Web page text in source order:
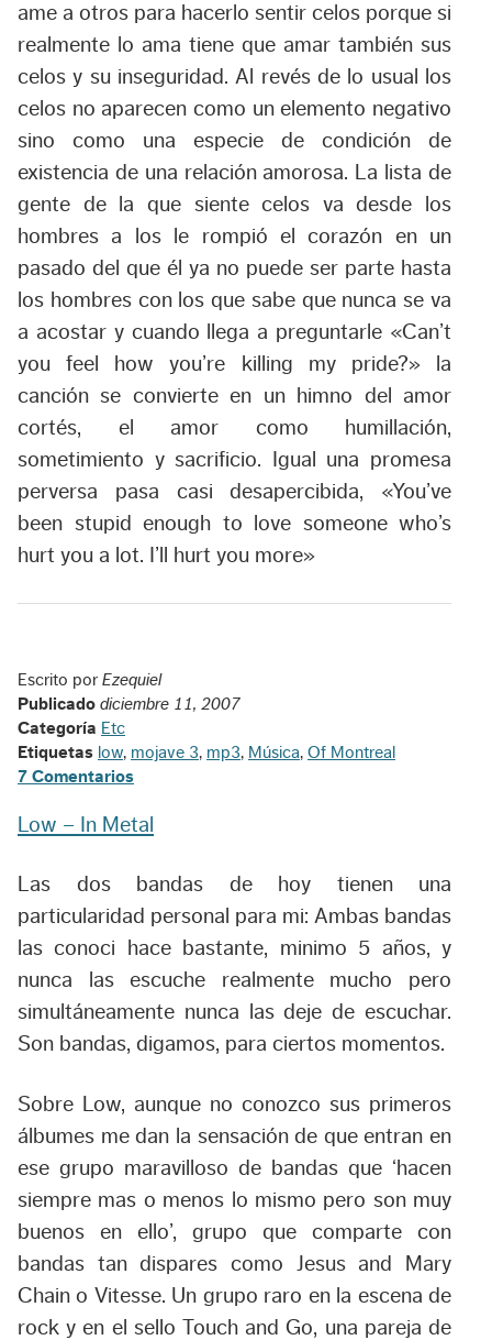
ame a otros para hacerlo sentir celos porque si
realmente lo ama tiene que amar también sus
celos y su inseguridad. Al revés de lo usual los
celos no aparecen como un elemento negativo
sino como una especie de condición de
existencia de una relación amorosa. La lista de
gente de la que siente celos va desde los
hombres a los le rompió el corazón en un
pasado del que él ya no puede ser parte hasta
los hombres con los que sabe que nunca se va
a acostar y cuando llega a preguntarle «Can’t
you feel how you’re killing my pride?» la
canción se convierte en un himno del amor
cortés, el amor como humillación,
sometimiento y sacrificio. Igual una promesa
perversa pasa casi desapercibida, «You’ve
been stupid enough to love someone who’s
hurt you a lot. I’ll hurt you more»
Escrito porEzequiel
Publicado diciembre 11, 2007
Categoría Etc
Etiquetas low, mojave 3, mp3, Música, Of Montreal
7 Comentarios
Low – In Metal
Las dos bandas de hoy tienen una
particularidad personal para mi: Ambas bandas
las conoci hace bastante, minimo 5 años, y
nunca las escuche realmente mucho pero
simultáneamente nunca las deje de escuchar.
Son bandas, digamos, para ciertos momentos.
Sobre Low, aunque no conozco sus primeros
álbumes me dan la sensación de que entran en
ese grupo maravilloso de bandas que ‘hacen
siempre mas o menos lo mismo pero son muy
buenos en ello’, grupo que comparte con
bandas tan dispares como Jesus and Mary
Chain o Vitesse. Un grupo raro en la escena de
rock y en el sello Touch and Go, una pareja de